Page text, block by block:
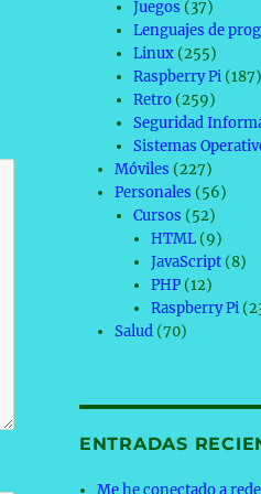
Juegos (37)
Lenguajes de
Linux(255)
Raspberry Pi(187)
Retro(259)
Seguridad
Sistemas
Móviles (227)
Personales (56)
Cursos (52)
HTML(9)
JavaScript(8)
PHP(12)
Raspberry Pi
Salud (70)
ENTRADAS
Me he conectado a